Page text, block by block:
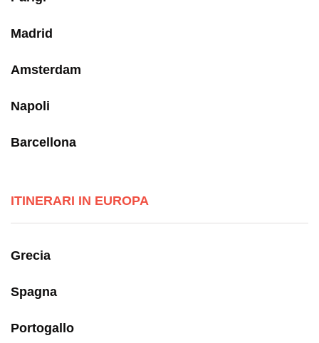
Madrid
Amsterdam
Napoli
Barcellona
ITINERARI IN EUROPA
Grecia
Spagna
Portogallo